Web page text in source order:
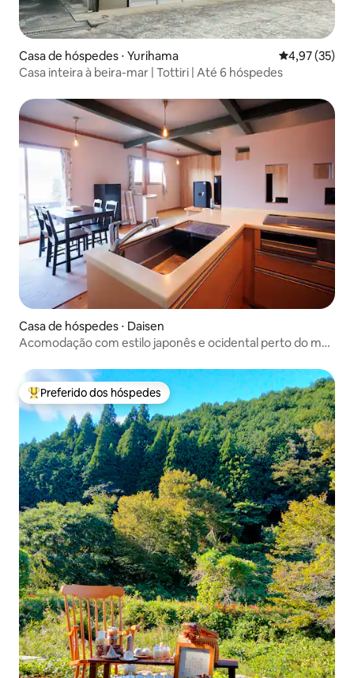
Casa de hóspedes ⋅ Yurihama 4,97 de uma
4,97 (35)
Casa inteira à beira-mar | Tottiri | Até 6 hóspedes
Casa de hóspedes ⋅ Daisen
Acomodação com estilo japonês e ocidental perto do mar
Entre os melhores preferidos dos hóspedes
Preferido dos hóspedes